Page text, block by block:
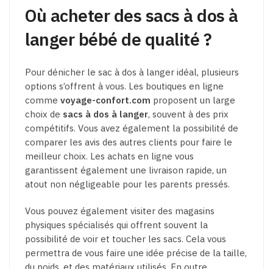
Où acheter des sacs à dos à
langer bébé de qualité ?
Pour dénicher le sac à dos à langer idéal, plusieurs
options s’offrent à vous. Les boutiques en ligne
comme voyage-confort.com proposent un large
choix de sacs à dos à langer, souvent à des prix
compétitifs. Vous avez également la possibilité de
comparer les avis des autres clients pour faire le
meilleur choix. Les achats en ligne vous
garantissent également une livraison rapide, un
atout non négligeable pour les parents pressés.
Vous pouvez également visiter des magasins
physiques spécialisés qui offrent souvent la
possibilité de voir et toucher les sacs. Cela vous
permettra de vous faire une idée précise de la taille,